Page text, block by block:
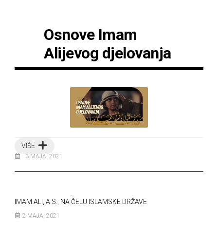
Osnove Imam
Alijevog djelovanja
VIŠE
3 MAJA, 2021
IMAM ALI, A.S., NA ČELU ISLAMSKE DRŽAVE
2 MAJA, 2021